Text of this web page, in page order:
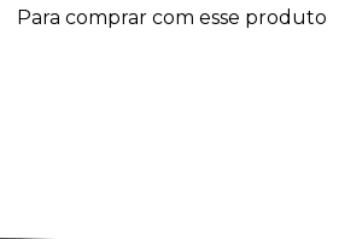
Para comprar com esse produto